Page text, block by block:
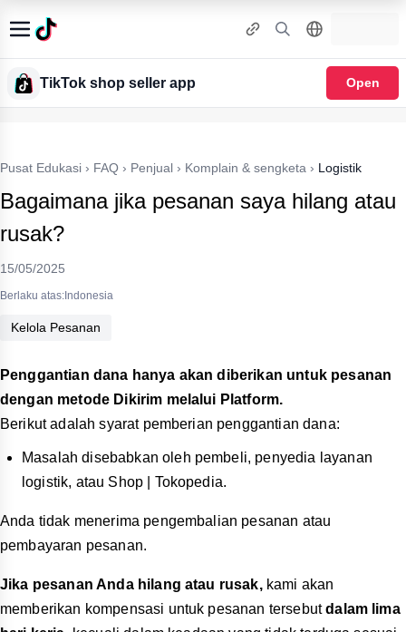
TikTok shop seller app Open
Pusat Edukasi › FAQ › Penjual › Komplain & sengketa › Logistik
Bagaimana jika pesanan saya hilang atau
rusak?
15/05/2025
Berlaku atas:Indonesia
Kelola Pesanan
Penggantian dana hanya akan diberikan untuk pesanan
dengan metode Dikirim melalui Platform.
Berikut adalah syarat pemberian penggantian dana:
Masalah disebabkan oleh pembeli, penyedia layanan
logistik, atau Shop | Tokopedia.
Anda tidak menerima pengembalian pesanan atau
pembayaran pesanan.
Jika pesanan Anda hilang atau rusak, kami akan
memberikan kompensasi untuk pesanan tersebutdalam lima